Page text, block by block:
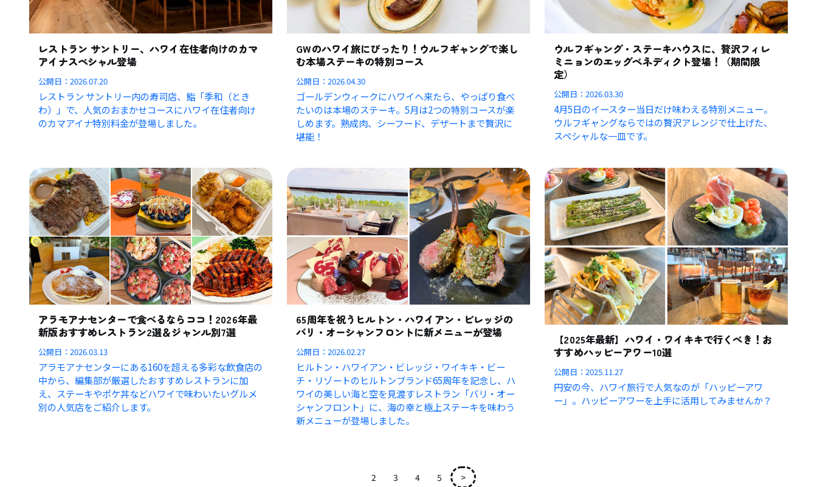
レストラン サントリー、ハワイ在住者向けのカマ
アイナスペシャル登場
公開日：2026.07.20
レストラン サントリー内の寿司店、鮨「季和（とき
わ）」で、人気のおまかせコースにハワイ在住者向け
のカマアイナ特別料金が登場しました。
GWのハワイ旅にぴったり！ウルフギャングで楽し
む本場ステーキの特別コース
公開日：2026.04.30
ゴールデンウィークにハワイへ来たら、やっぱり食べ
たいのは本場のステーキ。5月は2つの特別コースが楽
しめます。熟成肉、シーフード、デザートまで贅沢に
堪能！
ウルフギャング・ステーキハウスに、贅沢フィレ
ミニョンのエッグベネディクト登場！（期間限
定）
公開日：2026.03.30
4月5日のイースター当日だけ味わえる特別メニュー。
ウルフギャングならではの贅沢アレンジで仕上げた、
スペシャルな一皿です。
アラモアナセンターで食べるならココ！2026年最
新版おすすめレストラン2選＆ジャンル別7選
公開日：2026.03.13
アラモアナセンターにある160を超える多彩な飲食店の
中から、編集部が厳選したおすすめレストランに加
え、ステーキやポケ丼などハワイで味わいたいグルメ
別の人気店をご紹介します。
65周年を祝うヒルトン・ハワイアン・ビレッジの
バリ・オーシャンフロントに新メニューが登場
公開日：2026.02.27
ヒルトン・ハワイアン・ビレッジ・ワイキキ・ビー
チ・リゾートのヒルトンブランド65周年を記念し、ハ
ワイの美しい海と空を見渡すレストラン「バリ・オー
シャンフロント」に、海の幸と極上ステーキを味わう
新メニューが登場しました。
【2025年最新】ハワイ・ワイキキで行くべき！お
すすめハッピーアワー10選
公開日：2025.11.27
円安の今、ハワイ旅行で人気なのが「ハッピーアワ
ー」。ハッピーアワーを上手に活用してみませんか？
2 3 4 5 >